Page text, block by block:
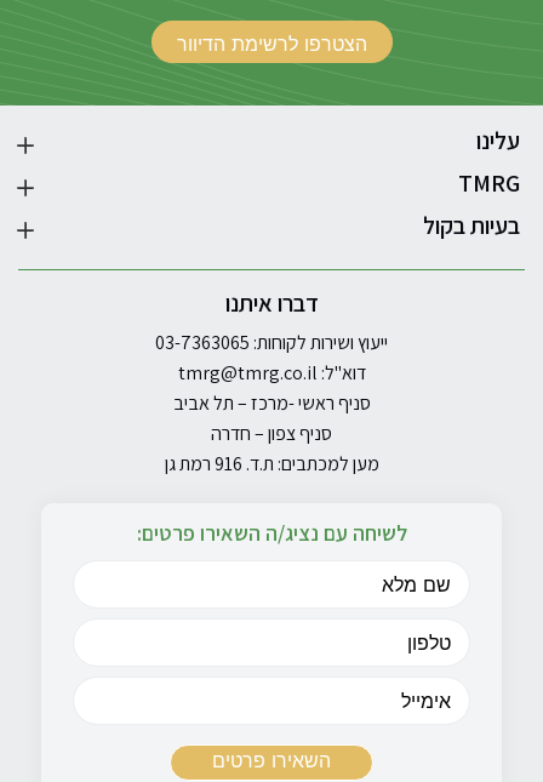
עלינו
TMRG
בעיות בקול
דברו איתנו
ייעוץ ושירות לקוחות: 03-7363065
דוא"ל: tmrg@tmrg.co.il
סניף ראשי -מרכז – תל אביב
סניף צפון – חדרה
מען למכתבים: ת.ד. 916 רמת גן
לשיחה עם נציג/ה השאירו פרטים: